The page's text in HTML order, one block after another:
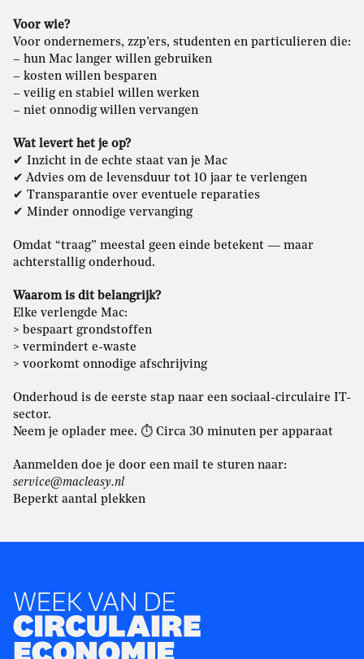
Voor wie?
Voor ondernemers, zzp’ers, studenten en particulieren die:
– hun Mac langer willen gebruiken
– kosten willen besparen
– veilig en stabiel willen werken
– niet onnodig willen vervangen
Wat levert het je op?
✔ Inzicht in de echte staat van je Mac
✔ Advies om de levensduur tot 10 jaar te verlengen
✔ Transparantie over eventuele reparaties
✔ Minder onnodige vervanging
Omdat “traag” meestal geen einde betekent — maar
achterstallig onderhoud.
Waarom is dit belangrijk?
Elke verlengde Mac:
> bespaart grondstoffen
> vermindert e-waste
> voorkomt onnodige afschrijving
Onderhoud is de eerste stap naar een sociaal-circulaire IT-
sector.
Neem je oplader mee. ⏱ Circa 30 minuten per apparaat
Aanmelden doe je door een mail te sturen naar:
service@macleasy.nl
Beperkt aantal plekken